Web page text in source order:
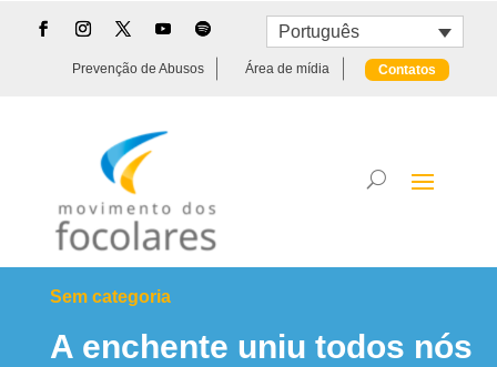
Português
Prevenção de Abusos Área de mídia Contatos
Sem categoria
A enchente uniu todos nós